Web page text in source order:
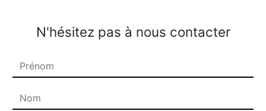
N'hésitez pas à nous contacter